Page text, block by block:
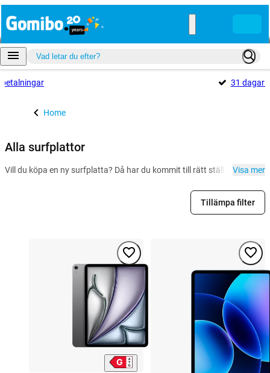
betalningar 31 dagars
Home
Alla surfplattor
Vill du köpa en ny surfplatta? Då har du kommit till rätt ställe.Visa mer
Tillämpa filter